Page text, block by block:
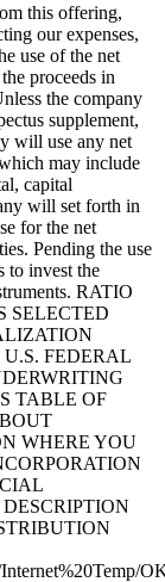
this offering,
our expenses,
use of the net
proceeds in
the company
supplement,
will use any net
may include
capital
will set forth in
for the net
Pending the use
to invest the
RATIO
SELECTED
FEDERAL
TABLE OF
WHERE YOU